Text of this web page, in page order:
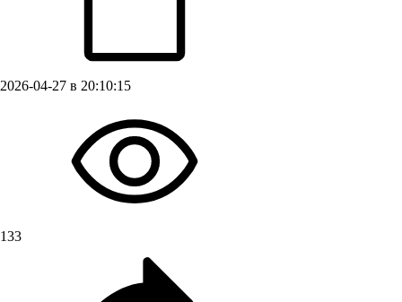
2026-04-27 в 20:10:15
133